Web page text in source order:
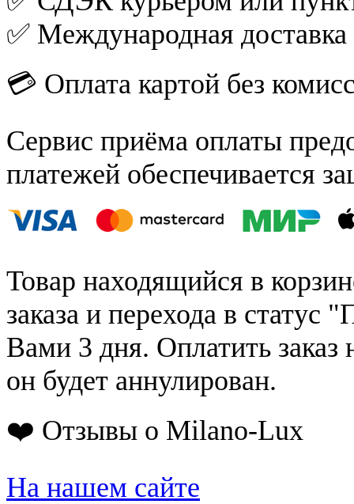
✅ Международная
💳 Оплата картой без
Сервис приёма оплаты
платежей обеспечивается
Товар находящийся в
заказа и перехода в статус
Вами 3 дня. Оплатить заказ
он будет аннулирован.
❤️ Отзывы о Milano-Lux
На нашем сайте